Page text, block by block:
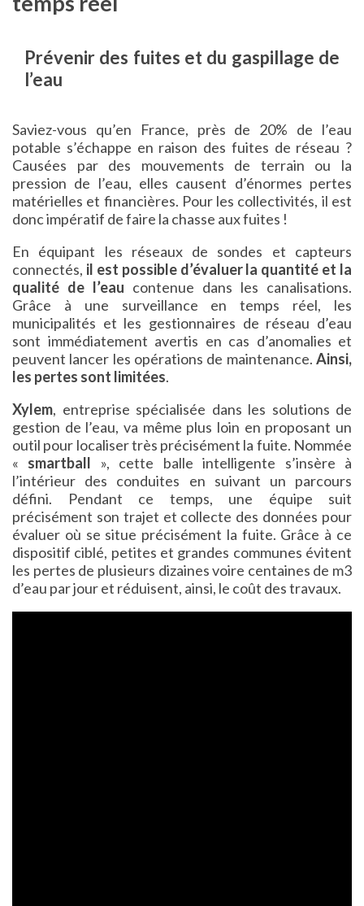
Prévenir des fuites et du gaspillage de
l’eau
Saviez-vous qu’en France, près de 20% de l’eau
potable s’échappe en raison des fuites de réseau ?
Causées par des mouvements de terrain ou la
pression de l’eau, elles causent d’énormes pertes
matérielles et financières. Pour les collectivités, il est
donc impératif de faire la chasse aux fuites !
En équipant les réseaux de sondes et capteurs
connectés, il est possible d’évaluer la quantité et la
qualité de l’eau contenue dans les canalisations.
Grâce à une surveillance en temps réel, les
municipalités et les gestionnaires de réseau d’eau
sont immédiatement avertis en cas d’anomalies et
peuvent lancer les opérations de maintenance. Ainsi,
les pertes sont limitées.
Xylem, entreprise spécialisée dans les solutions de
gestion de l’eau, va même plus loin en proposant un
outil pour localiser très précisément la fuite. Nommée
« smartball », cette balle intelligente s’insère à
l’intérieur des conduites en suivant un parcours
défini. Pendant ce temps, une équipe suit
précisément son trajet et collecte des données pour
évaluer où se situe précisément la fuite. Grâce à ce
dispositif ciblé, petites et grandes communes évitent
les pertes de plusieurs dizaines voire centaines de m3
d’eau par jour et réduisent, ainsi, le coût des travaux.